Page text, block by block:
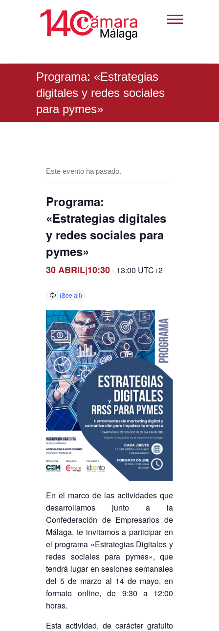
Programa: «Estrategias
digitales y redes sociales
para pymes»
Este evento ha pasado.
Programa:
«Estrategias digitales
y redes sociales para
pymes»
30 ABRIL|10:30- 13:00 UTC+2
En el marco de las actividades que
desarrollamos junto a la
Confederación de Empresarios de
Málaga, te invitamos a participar en
el programa «Estrategias Digitales y
redes sociales para pymes», que
tendrá lugar en sesiones semanales
del 5 de marzo al 14 de mayo, en
formato online, de 9:30 a 12:00
horas.
Esta actividad, de carácter gratuito